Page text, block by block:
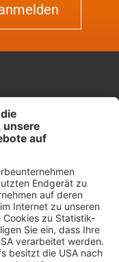
Jetzt Kontakt